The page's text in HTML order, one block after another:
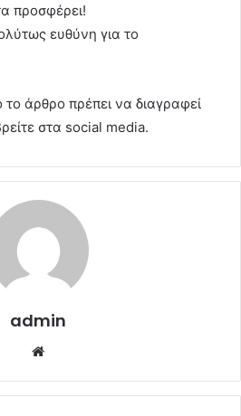
προσφέρει!
ευθύνη για το
το άρθρο πρέπει να διαγραφεί
στα social media.
admin